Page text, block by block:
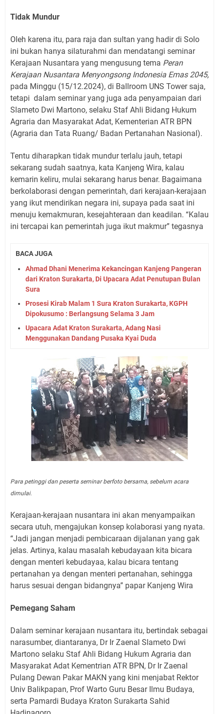
Tidak Mundur
Oleh karena itu, para raja dan sultan yang hadir di Solo
ini bukan hanya silaturahmi dan mendatangi seminar
Kerajaan Nusantara yang mengusung tema Peran
Kerajaan Nusantara Menyongsong Indonesia Emas 2045,
pada Minggu (15/12.2024), di Ballroom UNS Tower saja,
tetapi dalam seminar yang juga ada penyampaian dari
Slameto Dwi Martono, selaku Staf Ahli Bidang Hukum
Agraria dan Masyarakat Adat, Kementerian ATR BPN
(Agraria dan Tata Ruang/ Badan Pertanahan Nasional).
Tentu diharapkan tidak mundur terlalu jauh, tetapi
sekarang sudah saatnya, kata Kanjeng Wira, kalau
kemarin keliru, mulai sekarang harus benar. Bagaimana
berkolaborasi dengan pemerintah, dari kerajaan-kerajaan
yang ikut mendirikan negara ini, supaya pada saat ini
menuju kemakmuran, kesejahteraan dan keadilan. “Kalau
ini tercapai kan pemerintah juga ikut makmur” tegasnya
BACA JUGA
Ahmad Dhani Menerima Kekancingan Kanjeng Pangeran
dari Kraton Surakarta, Di Upacara Adat Penutupan Bulan
Sura
Prosesi Kirab Malam 1 Sura Kraton Surakarta, KGPH
Dipokusumo : Berlangsung Selama 3 Jam
Upacara Adat Kraton Surakarta, Adang Nasi
Menggunakan Dandang Pusaka Kyai Duda
Para petinggi dan peserta seminar berfoto bersama, sebelum acara
dimulai.
Kerajaan-kerajaan nusantara ini akan menyampaikan
secara utuh, mengajukan konsep kolaborasi yang nyata.
“Jadi jangan menjadi pembicaraan dijalanan yang gak
jelas. Artinya, kalau masalah kebudayaan kita bicara
dengan menteri kebudayaa, kalau bicara tentang
pertanahan ya dengan menteri pertanahan, sehingga
harus sesuai dengan bidangnya” papar Kanjeng Wira
Pemegang Saham
Dalam seminar kerajaan nusantara itu, bertindak sebagai
narasumber, diantaranya, Dr Ir Zaenal Slameto Dwi
Martono selaku Staf Ahli Bidang Hukum Agraria dan
Masyarakat Adat Kementrian ATR BPN, Dr Ir Zaenal
Pulang Dewan Pakar MAKN yang kini menjabat Rektor
Univ Balikpapan, Prof Warto Guru Besar Ilmu Budaya,
serta Pamardi Budaya Kraton Surakarta Sahid